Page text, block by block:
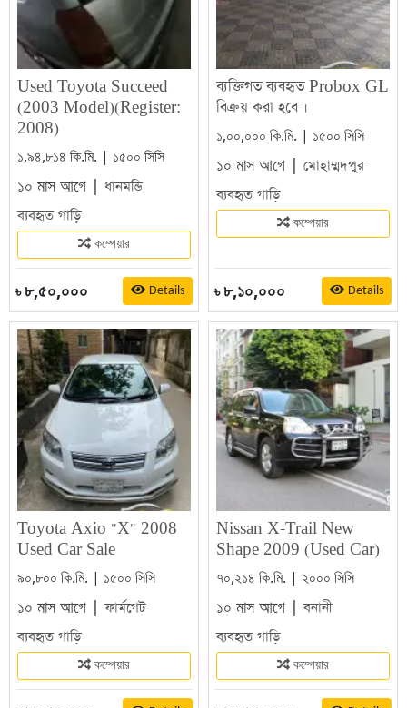
Used Toyota Succeed
(2003 Model)(Register:
2008)
১,৯৪,৮১৪ কি.মি. | ১৫০০ সিসি
১০ মাস আগে | ধানমন্ডি
ব্যবহৃত গাড়ি
কম্পেয়ার
৳ ৮,৫০,০০০ Details
ব্যক্তিগত ব্যবহৃত Probox GL
বিক্রয় করা হবে ।
১,০০,০০০ কি.মি. | ১৫০০ সিসি
১০ মাস আগে | মোহাম্মদপুর
ব্যবহৃত গাড়ি
কম্পেয়ার
৳ ৮,১০,০০০ Details
Toyota Axio "X" 2008
Used Car Sale
৯০,৮০০ কি.মি. | ১৫০০ সিসি
১০ মাস আগে |ফার্মগেট
ব্যবহৃত গাড়ি
কম্পেয়ার
Nissan X-Trail New
Shape 2009 (Used Car)
৭০,২১৪ কি.মি. | ২০০০ সিসি
১০ মাস আগে |বনানী
ব্যবহৃত গাড়ি
কম্পেয়ার